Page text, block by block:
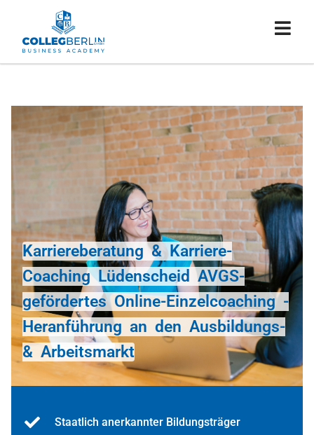
Karriereberatung & Karriere-
Coaching Lüdenscheid AVGS-
gefördertes Online-Einzelcoaching -
Heranführung an den Ausbildungs-
& Arbeitsmarkt
Staatlich anerkannter Bildungsträger